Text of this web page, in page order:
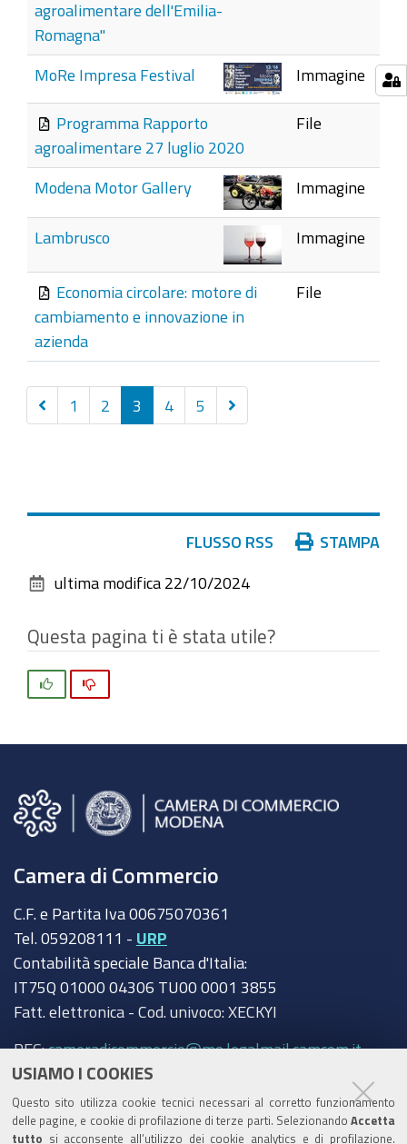
USIAMO I COOKIES
Questo sito utilizza cookie tecnici necessari al corretto funzionamento
delle pagine, e cookie di profilazione di terze parti. Selezionando Accetta
tutto si acconsente all’utilizzo dei cookie analytics e di profilazione.
agroalimentare dell'Emilia-
Romagna"
MoRe Impresa Festival Immagine
Programma Rapporto
agroalimentare 27 luglio 2020
File
Modena Motor Gallery Immagine
Lambrusco Immagine
Economia circolare: motore di
cambiamento e innovazione in
azienda
File
Precedenti
20
1 2 3 4 5
Successivi
20
documento
FLUSSO RSS STAMPA
ultima modifica 22/10/2024
Questa pagina ti è stata utile?
Camera di Commercio
C.F. e Partita Iva 00675070361
Tel. 059208111 - URP
Contabilità speciale Banca d'Italia:
IT75Q 01000 04306 TU00 0001 3855
Fatt. elettronica - Cod. univoco: XECKYI
PEC:cameradicommercio@mo.legalmail.camcom.it
Amministrazione trasparente